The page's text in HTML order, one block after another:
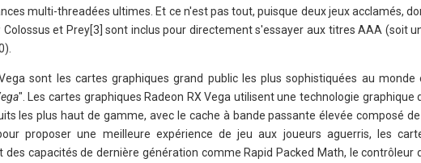
multi-threadées ultimes. Et ce n'est pas tout, puisque deux jeux acclamés,
Colossus et Prey[3] sont inclus pour directement s'essayer aux titres AAA (soit
sont les cartes graphiques grand public les plus sophistiquées au monde
". Les cartes graphiques Radeon RX Vega utilisent une technologie graphique
les plus haut de gamme, avec le cache à bande passante élevée composé
proposer une meilleure expérience de jeu aux joueurs aguerris, les
capacités de dernière génération comme Rapid Packed Math, le contrôleur